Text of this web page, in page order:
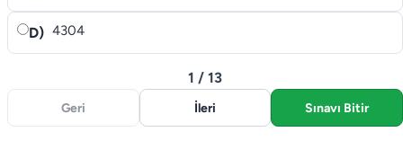
D) 4304
Geri
1 / 13
İleri Sınavı Bitir